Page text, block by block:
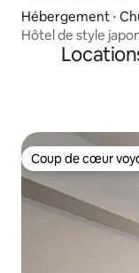
Hébergement ⋅
Hôtel de style
Coup de cœur
Coup de cœur